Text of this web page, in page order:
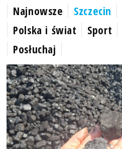
Najnowsze Szczecin
Polska i świat
Sport
Posłuchaj